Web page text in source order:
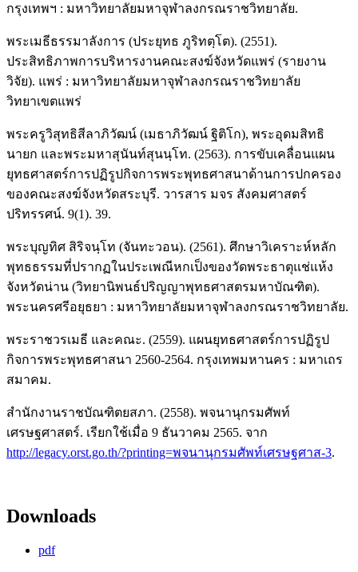
กรุงเทพฯ : มหาวิทยาลัยมหาจุฬาลงกรณราชวิทยาลัย.
พระเมธีธรรมาลังการ (ประยุทธ ภูริทตฺโต). (2551).
ประสิทธิภาพการบริหารงานคณะสงฆ์จังหวัดแพร่ (รายงาน
วิจัย). แพร่ : มหาวิทยาลัยมหาจุฬาลงกรณราชวิทยาลัย
วิทยาเขตแพร่
พระครูวิสุทธิสีลาภิวัฒน์ (เมธาภิวัฒน์ ฐิติโก), พระอุดมสิทธิ
นายก และพระมหาสุนันท์สุนนฺโท. (2563). การขับเคลื่อนแผน
ยุทธศาสตร์การปฏิรูปกิจการพระพุทธศาสนาด้านการปกครอง
ของคณะสงฆ์จังหวัดสระบุรี. วารสาร มจร สังคมศาสตร์
ปริทรรศน์. 9(1). 39.
พระบุญทิศ สิริจนฺโท (จันทะวอน). (2561). ศึกษาวิเคราะห์หลัก
พุทธธรรมที่ปรากฏในประเพณีหกเป็งของวัดพระธาตุแช่แห้ง
จังหวัดน่าน (วิทยานิพนธ์ปริญญาพุทธศาสตรมหาบัณฑิต).
พระนครศรีอยุธยา : มหาวิทยาลัยมหาจุฬาลงกรณราชวิทยาลัย.
พระราชวรเมธี และคณะ. (2559). แผนยุทธศาสตร์การปฏิรูป
กิจการพระพุทธศาสนา 2560-2564. กรุงเทพมหานคร : มหาเถร
สมาคม.
สำนักงานราชบัณฑิตยสภา. (2558). พจนานุกรมศัพท์
เศรษฐศาสตร์. เรียกใช้เมื่อ 9 ธันวาคม 2565. จาก
http://legacy.orst.go.th/?printing=พจนานุกรมศัพท์เศรษฐศาส-3.
Downloads
pdf